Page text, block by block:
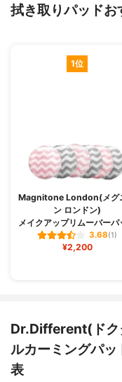
拭き取りパッド
1位
Magnitone London(メグ
ン ロンドン)
メイクアップリムーバーパ
3.68(1)
¥2,200
Dr.Different(ドク
ルカーミングパ
表